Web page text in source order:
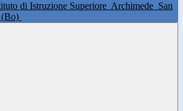
di Istruzione Superiore Archimede San
(Bo)